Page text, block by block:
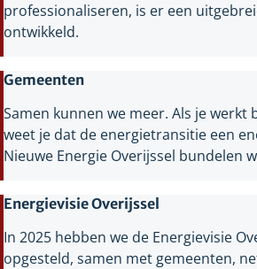
professionaliseren, is er een
ontwikkeld.
Gemeenten
Samen kunnen we meer. Als je werkt
weet je dat de energietransitie een
Nieuwe Energie Overijssel bundelen
Energievisie Overijssel
In 2025 hebben we de Energievisie
opgesteld, samen met gemeenten,